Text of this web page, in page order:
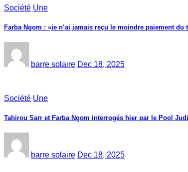
Société Une
Farba Ngom : «je n’ai jamais reçu le moindre paiement
barre solaire Dec 18, 2025
Société Une
Tahirou Sarr et Farba Ngom interrogés hier par le Pool
barre solaire Dec 18, 2025